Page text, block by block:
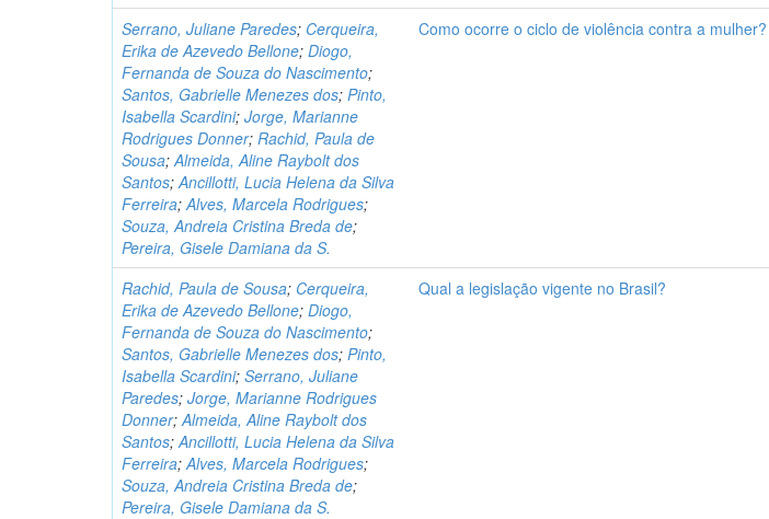
Serrano, Juliane Paredes; Cerqueira,
Erika de Azevedo Bellone;Diogo,
Fernanda de Souza do Nascimento;
Santos, Gabrielle Menezes dos;Pinto,
Isabella Scardini;Jorge, Marianne
Rodrigues Donner;Rachid, Paula de
Sousa;Almeida, Aline Raybolt dos
Santos;Ancillotti, Lucia Helena da Silva
Ferreira;Alves, Marcela Rodrigues;
Souza, Andreia Cristina Breda de;
Pereira, Gisele Damiana da S.
Como ocorre o ciclo de violência contra a mulher?
Rachid, Paula de Sousa; Cerqueira,
Erika de Azevedo Bellone;Diogo,
Fernanda de Souza do Nascimento;
Santos, Gabrielle Menezes dos;Pinto,
Isabella Scardini;Serrano, Juliane
Paredes;Jorge, Marianne Rodrigues
Donner;Almeida, Aline Raybolt dos
Santos;Ancillotti, Lucia Helena da Silva
Ferreira;Alves, Marcela Rodrigues;
Souza, Andreia Cristina Breda de;
Pereira, Gisele Damiana da S.
Qual a legislação vigente no Brasil?